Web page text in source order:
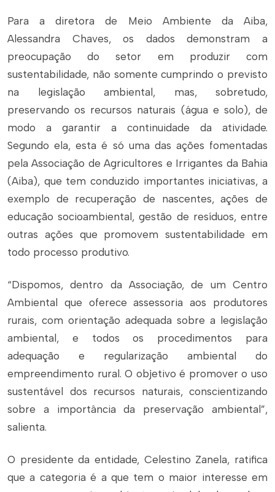
Para a diretora de Meio Ambiente da Aiba,
Alessandra Chaves, os dados demonstram a
preocupação do setor em produzir com
sustentabilidade, não somente cumprindo o previsto
na legislação ambiental, mas, sobretudo,
preservando os recursos naturais (água e solo), de
modo a garantir a continuidade da atividade.
Segundo ela, esta é só uma das ações fomentadas
pela Associação de Agricultores e Irrigantes da Bahia
(Aiba), que tem conduzido importantes iniciativas, a
exemplo de recuperação de nascentes, ações de
educação socioambiental, gestão de resíduos, entre
outras ações que promovem sustentabilidade em
todo processo produtivo.
“Dispomos, dentro da Associação, de um Centro
Ambiental que oferece assessoria aos produtores
rurais, com orientação adequada sobre a legislação
ambiental, e todos os procedimentos para
adequação e regularização ambiental do
empreendimento rural. O objetivo é promover o uso
sustentável dos recursos naturais, conscientizando
sobre a importância da preservação ambiental”,
salienta.
O presidente da entidade, Celestino Zanela, ratifica
que a categoria é a que tem o maior interesse em